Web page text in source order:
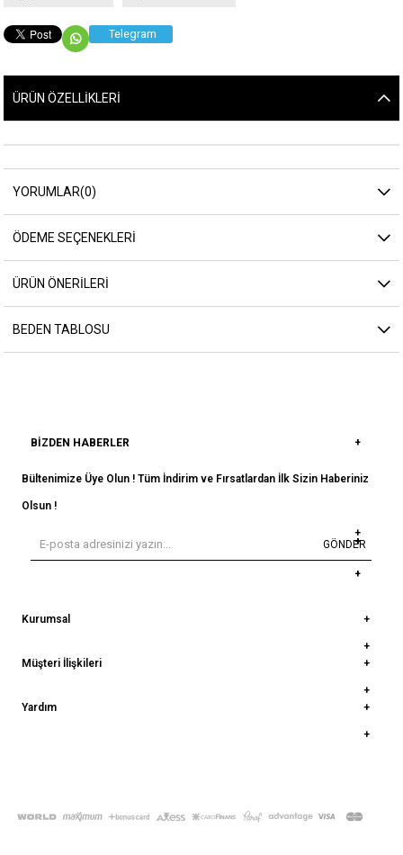
Telegram
ÜRÜN ÖZELLIKLERI
YORUMLAR(0)
ÖDEME SEÇENEKLERI
ÜRÜN ÖNERILERI
BEDEN TABLOSU
BIZDEN HABERLER
Bültenimize Üye Olun ! Tüm İndirim ve Fırsatlardan İlk Sizin Haberiniz
Olsun !
GÖNDER
Kurumsal
Müşteri İlişkileri
Yardım